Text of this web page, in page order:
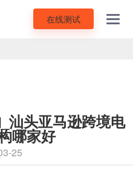
在线测试
汕头亚马逊跨境电
哪家好
25